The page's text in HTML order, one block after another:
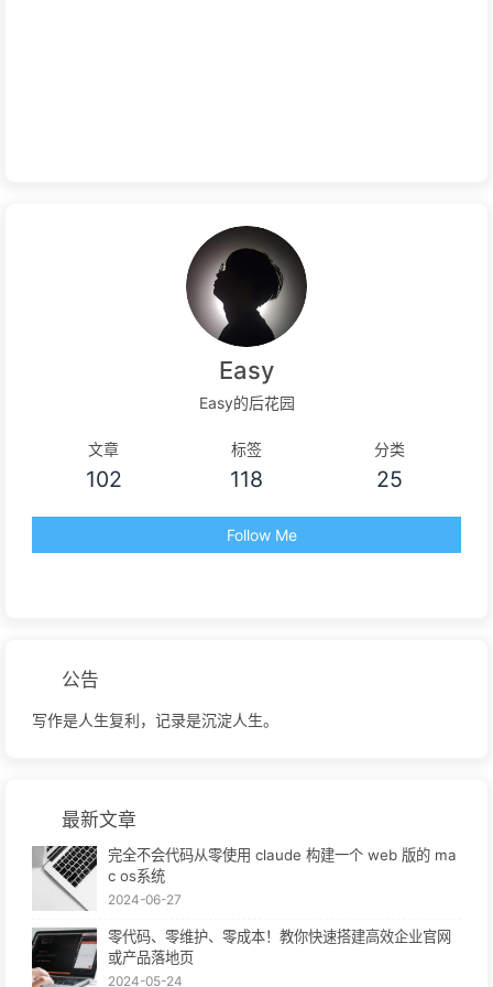
Easy
Easy的后花园
文章
102
标签
118
分类
25
Follow Me
公告
写作是人生复利，记录是沉淀人生。
最新文章
完全不会代码从零使用 claude 构建一个 web 版的 ma
c os系统
2024-06-27
零代码、零维护、零成本！教你快速搭建高效企业官网
或产品落地页
2024-05-24